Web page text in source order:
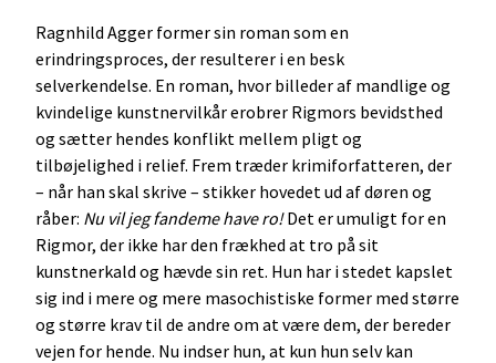
Ragnhild Agger former sin roman som en
erindringsproces, der resulterer i en besk
selverkendelse. En roman, hvor billeder af mandlige og
kvindelige kunstnervilkår erobrer Rigmors bevidsthed
og sætter hendes konflikt mellem pligt og
tilbøjelighed i relief. Frem træder krimiforfatteren, der
– når han skal skrive – stikker hovedet ud af døren og
råber: Nu vil jeg fandeme have ro!Det er umuligt for en
Rigmor, der ikke har den frækhed at tro på sit
kunstnerkald og hævde sin ret. Hun har i stedet kapslet
sig ind i mere og mere masochistiske former med større
og større krav til de andre om at være dem, der bereder
vejen for hende. Nu indser hun, at kun hun selv kan